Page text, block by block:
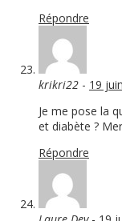
Répondre
krikri22 - 19
Je me pose la
et diabète ?
Répondre